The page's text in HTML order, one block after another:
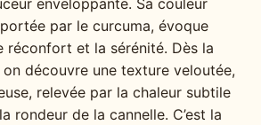
enveloppante. Sa couleur
par le curcuma, évoque
réconfort et la sérénité. Dès la
découvre une texture veloutée,
relevée par la chaleur subtile
rondeur de la cannelle. C’est la